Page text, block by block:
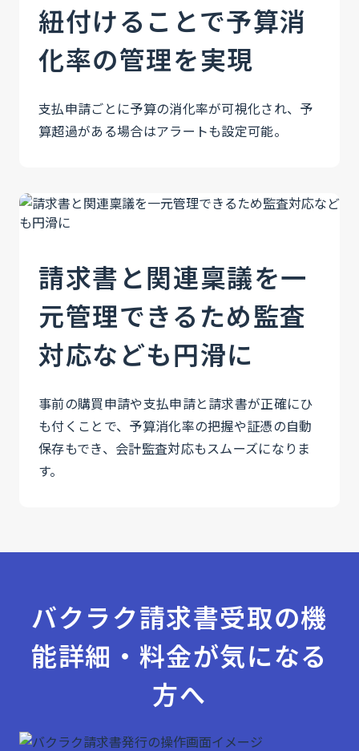
紐付けることで予算消
化率の管理を実現
支払申請ごとに予算の消化率が可視化され、予
算超過がある場合はアラートも設定可能。
請求書と関連稟議を一
元管理できるため監査
対応なども円滑に
事前の購買申請や支払申請と請求書が正確にひ
も付くことで、予算消化率の把握や証憑の自動
保存もでき、会計監査対応もスムーズになりま
す。⁠
バクラク請求書受取の機
能詳細・料金が気になる
方へ